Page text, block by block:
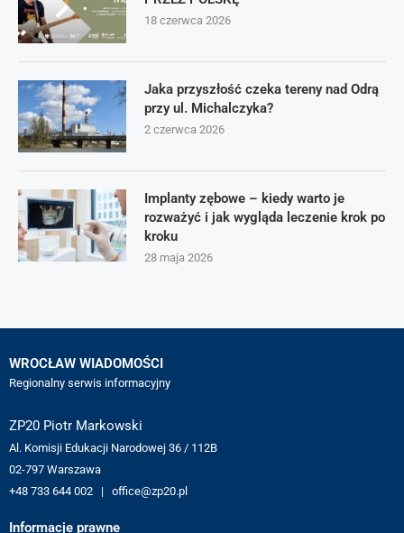
18 czerwca 2026
Jaka przyszłość czeka tereny nad Odrą
przy ul. Michalczyka?
2 czerwca 2026
Implanty zębowe – kiedy warto je
rozważyć i jak wygląda leczenie krok po
kroku
28 maja 2026
WROCŁAW WIADOMOŚCI
Regionalny serwis informacyjny
ZP20 Piotr Markowski
Al. Komisji Edukacji Narodowej 36 / 112B
02-797 Warszawa
+48 733 644 002 | office@zp20.pl
Informacje prawne